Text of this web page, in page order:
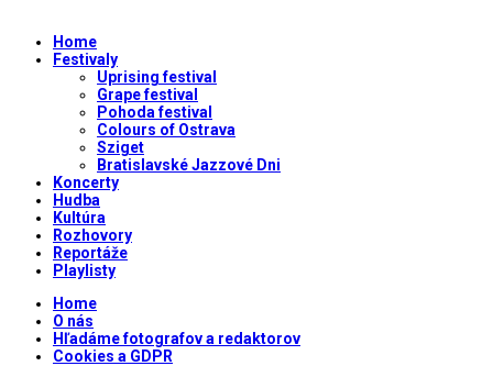
Home
Festivaly
Uprising festival
Grape festival
Pohoda festival
Colours of Ostrava
Sziget
Bratislavské Jazzové Dni
Koncerty
Hudba
Kultúra
Rozhovory
Reportáže
Playlisty
Home
O nás
Hľadáme fotografov a redaktorov
Cookies a GDPR